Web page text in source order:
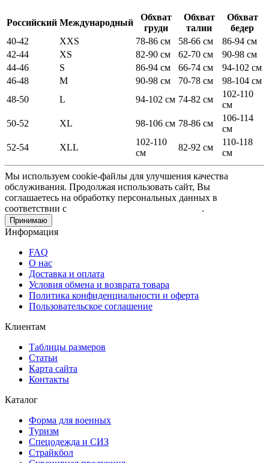
Российский Международный
Обхват
груди
Обхват
талии
Обхват
бедер
40-42
XXS 78-86 см 58-66 см
86-94 см
42-44
XS 82-90 см 62-70 см
90-98 см
44-46
S 86-94 см 66-74 см
94-102 см
46-48
M 90-98 см 70-78 см
98-104 см
48-50
L 94-102 см 74-82 см
102-110
см
50-52
XL 98-106 см 78-86 см
106-114
см
52-54
XLL
102-110
см
82-92 см
110-118
см
Мы используем cookie-файлы для улучшения качества
обслуживания. Продолжая использовать сайт, Вы
соглашаетесь на обработку персональных данных в
соответствии с
.
Принимаю
Информация
FAQ
О нас
Доставка и оплата
Условия обмена и возврата товара
Политика конфиденциальности и оферта
Пользовательское соглашение
Клиентам
Таблицы размеров
Статьи
Карта сайта
Контакты
Каталог
Форма для военных
Туризм
Спецодежда и СИЗ
Страйкбол